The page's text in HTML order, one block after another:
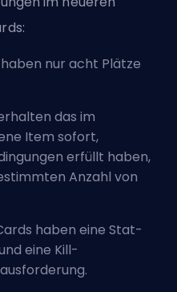
nur acht Plätze
das im
Item sofort,
erfüllt haben,
Anzahl von
haben eine Stat-
eine Kill-